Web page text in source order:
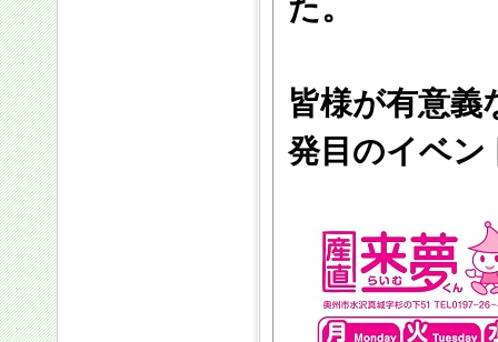
た。
皆様が有意義
発目のイベン